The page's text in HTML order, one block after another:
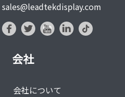
sales@leadtekdisplay.com
会社
会社について